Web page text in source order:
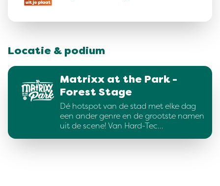
Locatie & podium
Matrixx at the Park -
Forest Stage
Dé hotspot van de stad met elke dag
een ander genre en de grootste namen
uit de scene! Van Hard-Tec…